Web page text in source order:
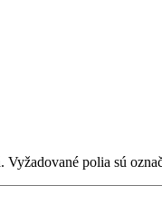
Vyžadované polia sú